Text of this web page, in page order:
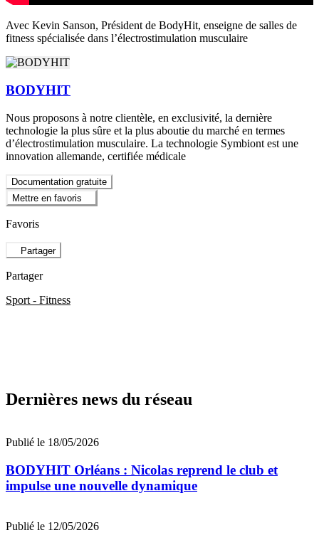
Avec Kevin Sanson, Président de BodyHit, enseigne de salles de
fitness spécialisée dans l’électrostimulation musculaire
BODYHIT
Nous proposons à notre clientèle, en exclusivité, la dernière
technologie la plus sûre et la plus aboutie du marché en termes
d’électrostimulation musculaire. La technologie Symbiont est une
innovation allemande, certifiée médicale
Documentation gratuite
Mettre en favoris
Favoris
Partager
Partager
Sport - Fitness
Dernières news du réseau
Publié le 18/05/2026
BODYHIT Orléans : Nicolas reprend le club et
impulse une nouvelle dynamique
Publié le 12/05/2026